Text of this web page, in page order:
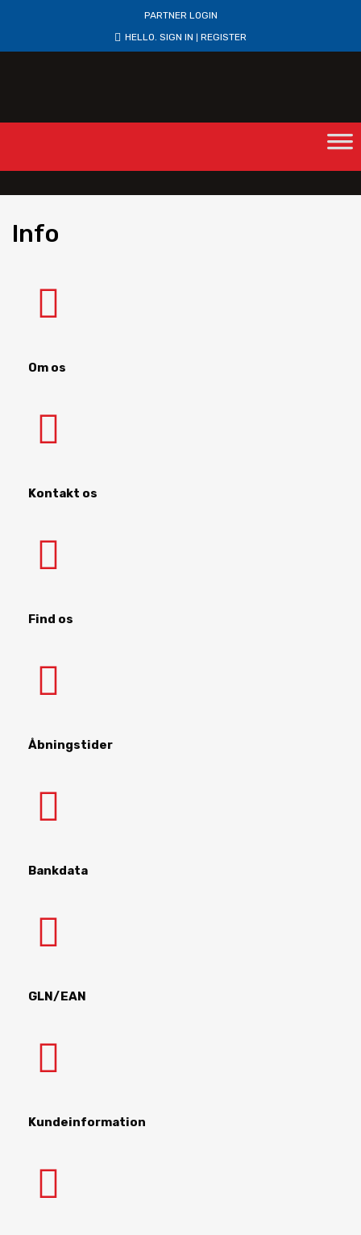
PARTNER LOGIN
HELLO. SIGN IN REGISTER
Info
Om os
Kontakt os
Find os
Åbningstider
Bankdata
GLN/EAN
Kundeinformation